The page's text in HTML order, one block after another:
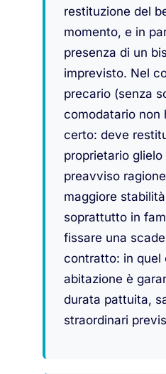
restituzione del
momento, e in
presenza di un
imprevisto. Nel
precario (senza
comodatario non
certo: deve
proprietario
preavviso
maggiore
soprattutto in
fissare una
contratto: in quel
abitazione è
durata pattuita,
straordinari